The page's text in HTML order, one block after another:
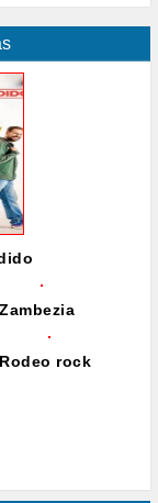
Zambezia
Rodeo rock